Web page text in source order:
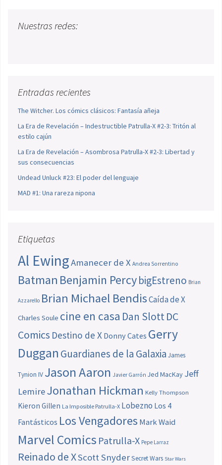
Nuestras redes:
Entradas recientes
The Witcher. Los cómics clásicos: Fantasía añeja
La Era de Revelación – Indestructible Patrulla-X #2-3: Tritón al
estilo cajún
La Era de Revelación – Asombrosa Patrulla-X #2-3: Libertad y
sus consecuencias
Undead Unluck #23: El poder del lenguaje
MAD #1: Una rareza nipona
Etiquetas
Al EwingAmanecer de X Andrea Sorrentino
Batman Benjamin PercybigEstreno Brian
Azzarello Brian Michael BendisCaída de X
Charles Soule cine en casa Dan SlottDC
Comics Destino de X Donny Cates Gerry
Duggan Guardianes de la Galaxia James
Tynion IV Jason Aaron Javier Garrón Jed MacKay Jeff
LemireJonathan Hickman Kelly Thompson
Kieron Gillen La Imposible Patrulla-X Lobezno Los 4
Fantásticos Los Vengadores Mark Waid
Marvel Comics Patrulla-X Pepe Larraz
Reinado de XScott SnyderSecret Wars Star Wars